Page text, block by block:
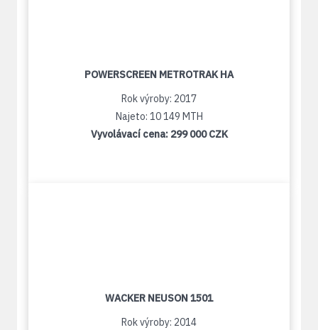
POWERSCREEN METROTRAK HA
Rok výroby: 2017
Najeto: 10 149 MTH
Vyvolávací cena: 299 000 CZK
WACKER NEUSON 1501
Rok výroby: 2014